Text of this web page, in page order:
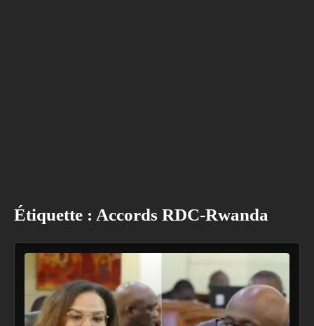
Étiquette : Accords RDC-Rwanda